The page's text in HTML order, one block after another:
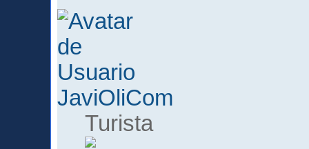
JaviOliCom
Turista